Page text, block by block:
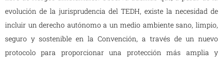
evolución de la jurisprudencia del TEDH, existe la necesidad de
incluir un derecho autónomo a un medio ambiente sano, limpio,
seguro y sostenible en la Convención, a través de un nuevo
protocolo para proporcionar una protección más amplia y